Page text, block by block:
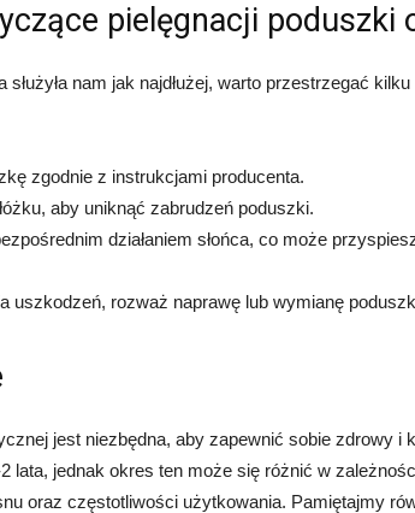
pielęgnacji poduszki
nam jak najdłużej, warto przestrzegać
zgodnie z instrukcjami producenta.
aby uniknąć zabrudzeń poduszki.
działaniem słońca, co może
uszkodzeń, rozważ naprawę lub wymianę
jest niezbędna, aby zapewnić sobie zdrowy i
lata, jednak okres ten może się różnić w
oraz częstotliwości użytkowania. Pamiętajmy